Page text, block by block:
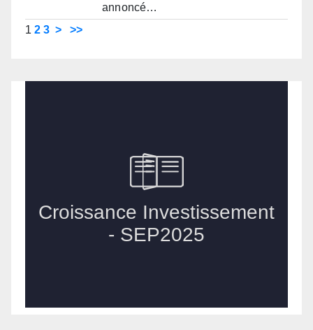
annoncé…
1 2 3 > >>